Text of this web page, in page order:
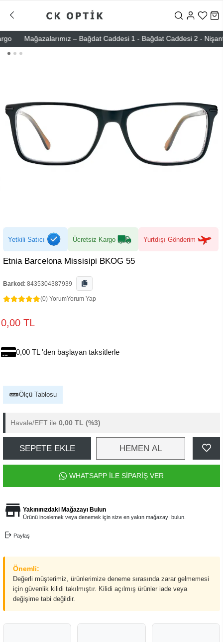
Mağazalarımız – Bağdat Caddesi 1 - Bağdat Caddesi 2 -
Yetkili Satıcı Ücretsiz Kargo Yurtdışı Gönderim
Etnia Barcelona Missisipi BKOG 55
Barkod : 8435304387939
(0) YorumYorum Yap
0,00 TL
0,00 TL 'den başlayan taksitlerle
Ölçü Tablosu
Havale/EFT ile 0,00 TL (%3)
SEPETE EKLE HEMEN AL
WHATSAPP İLE SİPARİŞ VER
Yakınınızdaki Mağazayı Bulun
Ürünü incelemek veya denemek için size en yakın mağazayı bulun.
Paylaş
Önemli:
Değerli müşterimiz, ürünlerimize deneme sırasında zarar gelmemesi
için güvenlik kilidi takılmıştır. Kilidi açılmış ürünler iade veya
değişime tabi değildir.